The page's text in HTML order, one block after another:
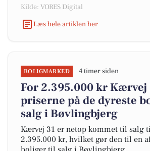
Kilde: VORES Digital
Læs hele artiklen her
BOLIGMARKED 4 timer siden
For 2.395.000 kr Kærvej
priserne på de dyreste
salg i Bøvlingbjerg
Kærvej 31 er netop kommet til salg
2.395.000 kr, hvilket gør den til en